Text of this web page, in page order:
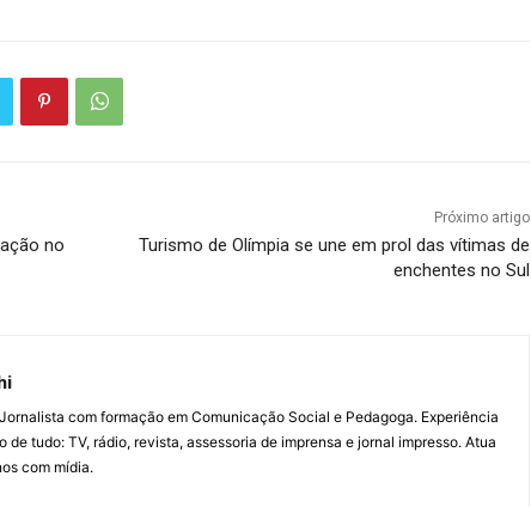
no
Próximo artigo
Turismo de Olímpia se une em prol das vítimas de
enchentes no Sul
com formação em Comunicação Social e Pedagoga. Experiência
de tudo: TV, rádio, revista, assessoria de imprensa e jornal impresso. Atua
com mídia.